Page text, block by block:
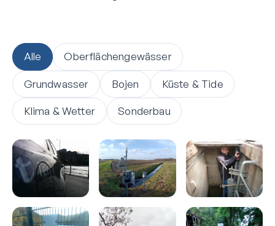
Alle Oberflächengewässer
Grundwasser Bojen Küste & Tide
Klima & Wetter Sonderbau